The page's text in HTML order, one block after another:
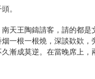
。
天王陶鑄請客，請的都
一根一根燒，深談欵欵
漸成莫逆。在當晚席上